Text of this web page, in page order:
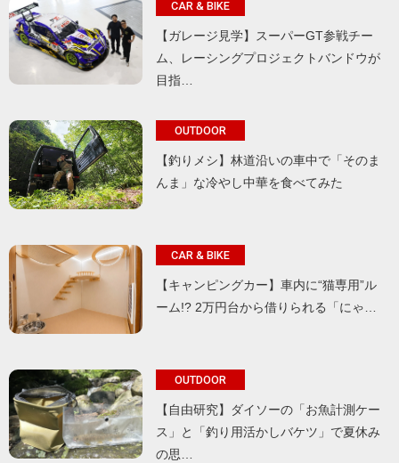
CAR & BIKE
【ガレージ見学】スーパーGT参戦チー
ム、レーシングプロジェクトバンドウが
目指…
OUTDOOR
【釣りメシ】林道沿いの車中で「そのま
んま」な冷やし中華を食べてみた
CAR & BIKE
【キャンピングカー】車内に“猫専用”ル
ーム!? 2万円台から借りられる「にゃ…
OUTDOOR
【自由研究】ダイソーの「お魚計測ケー
ス」と「釣り用活かしバケツ」で夏休み
の思…